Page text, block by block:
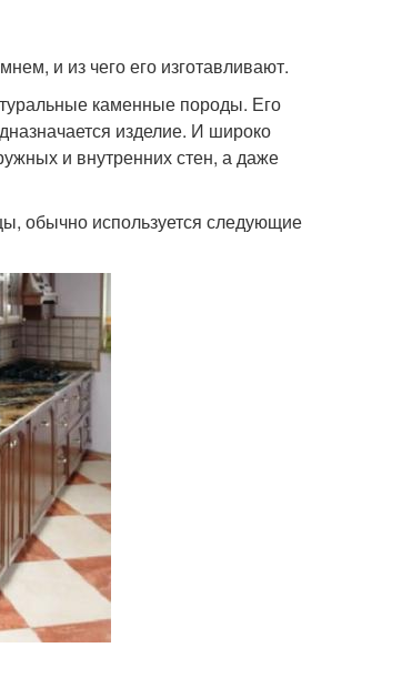
и из чего его изготавливают.
каменные породы. Его
изделие. И широко
и внутренних стен, а даже
обычно используется следующие